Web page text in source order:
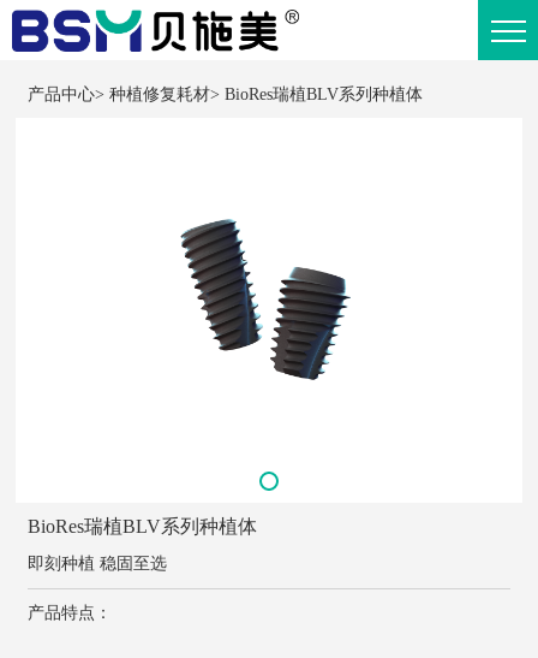
产品中心>种植修复耗材>BioRes瑞植BLV系列种植体
BioRes瑞植BLV系列种植体
即刻种植 稳固至选
产品特点：